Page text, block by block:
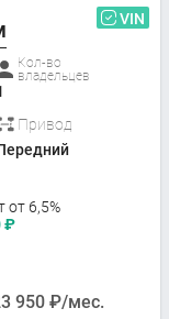
VIN
Кол-во
владельцев
Привод
от 6,5%
₽
950 ₽/мес.